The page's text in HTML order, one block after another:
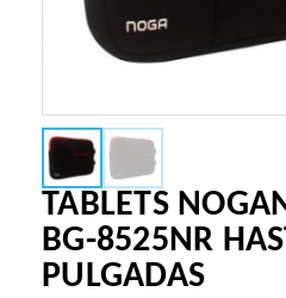
TABLETS
BG-8525NR
PULGADAS